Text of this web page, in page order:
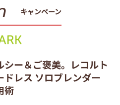
キャンペーン
シー＆ご褒美。レコルト
ドレス ソロブレンダー
術